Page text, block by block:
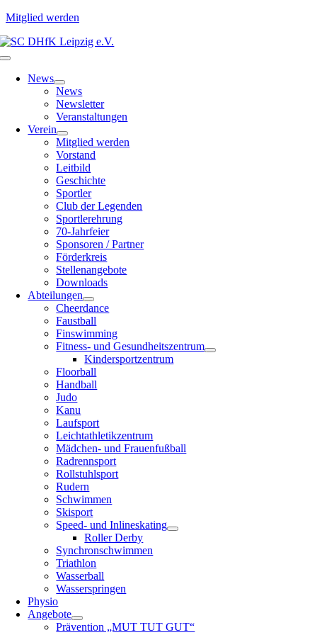
Mitglied werden
Zum
Inhalt
Toggle
NavigationNews
News
Newsletter
Veranstaltungen
Verein
Mitglied werden
Vorstand
Leitbild
Geschichte
Sportler
Club der Legenden
Sportlerehrung
70-Jahrfeier
Sponsoren / Partner
Förderkreis
Stellenangebote
Downloads
Abteilungen
Cheerdance
Faustball
Finswimming
Fitness- und Gesundheitszentrum
Kindersportzentrum
Floorball
Handball
Judo
Kanu
Laufsport
Leichtathletikzentrum
Mädchen- und Frauenfußball
Radrennsport
Rollstuhlsport
Rudern
Schwimmen
Skisport
Speed- und Inlineskating
Roller Derby
Synchronschwimmen
Triathlon
Wasserball
Wasserspringen
Physio
Angebote
Prävention „MUT TUT GUT“